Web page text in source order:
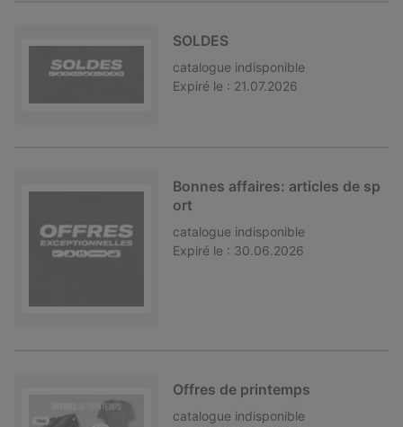
SOLDES
catalogue indisponible
Expiré le : 21.07.2026
Bonnes affaires: articles de sp
ort
catalogue indisponible
Expiré le : 30.06.2026
Offres de printemps
catalogue indisponible